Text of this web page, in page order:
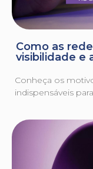
Como as
visibilidade e
Conheça os
indispensáveis